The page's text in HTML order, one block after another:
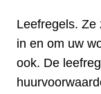
Leefregels. Ze
in en om uw
ook. De